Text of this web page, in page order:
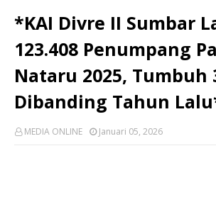
*KAI Divre II Sumbar
123.408 Penumpang
Nataru 2025, Tumbuh
Dibanding Tahun
MEDIA ONLINE Januari 05, 2026